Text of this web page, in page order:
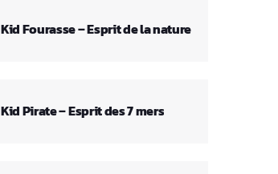
Kid Fourasse – Esprit de la nature
Kid Pirate – Esprit des 7 mers